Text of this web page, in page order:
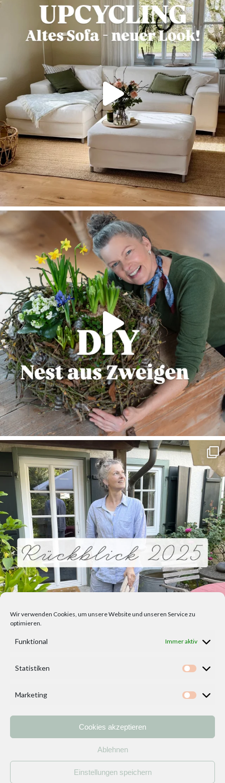
Wir verwenden Cookies, um unsere Website und unseren Service zu
optimieren.
Funktional Immer aktiv
Statistiken
Marketing
Cookies akzeptieren
Ablehnen
Einstellungen speichern
Kontakt
Impressum/ Datenschutzerklärung